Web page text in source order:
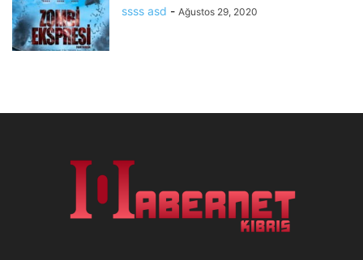
ssss asd - Ağustos 29, 2020